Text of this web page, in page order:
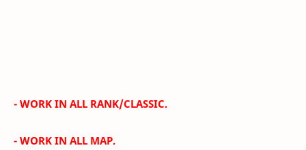
- WORK IN ALL RANK/CLASSIC.
- WORK IN ALL MAP.